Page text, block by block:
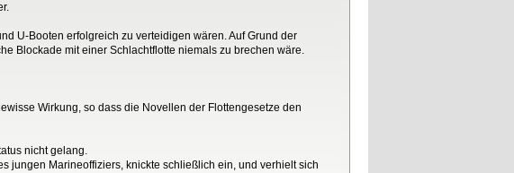
U-Booten erfolgreich zu verteidigen wären. Auf Grund der
Blockade mit einer Schlachtflotte niemals zu brechen wäre.
Wirkung, so dass die Novellen der Flottengesetze den
nicht gelang.
jungen Marineoffiziers, knickte schließlich ein, und verhielt sich